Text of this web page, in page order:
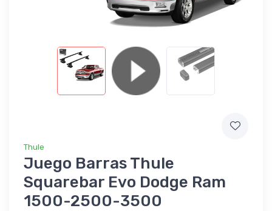
Thule
Juego Barras Thule
Squarebar Evo Dodge Ram
1500-2500-3500